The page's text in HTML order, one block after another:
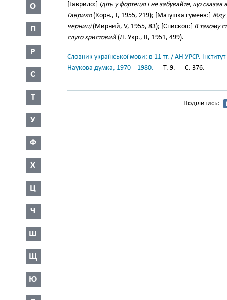
О
П
Р
С
Т
У
Ф
Х
Ц
Ч
Ш
Щ
Ю
[Гаврило:] Ідіть у фортецю і не забувайте, що
Гаврило(Корн., І, 1955, 219); [Матушка гуменя:] Жду
черниці(Мирний, V, 1955, 83); [Єпископ:] В такому
слуго христовий (Л. Укр., II, 1951, 499).
Словник української мови: в 11 тт. / АН УРСР.
Наукова думка, 1970—1980. — Т. 9. — С. 376.
Поділитись: